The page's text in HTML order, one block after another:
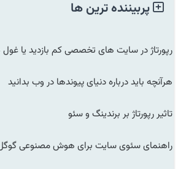
پربیننده ترین ها
رپورتاژ در سایت های تخصصی کم بازدید یا
هرآنچه باید درباره دنیای پیوندها در وب بدانید
تاثیر رپورتاژ بر برندینگ و سئو
راهنمای سئوی سایت برای هوش مصنوعی